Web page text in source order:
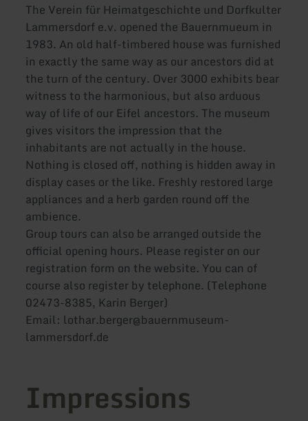
The Verein für Heimatgeschichte und Dorfkulter
Lammersdorf e.v. opened the Bauernmueum in
1983. An old half-timbered house was furnished
in exactly the same way as our ancestors did at
the turn of the century. Over 3000 exhibits bear
witness to the harmonious, but also arduous
way of life of our Eifel ancestors. The museum
gives visitors the impression that the
inhabitants are not actually in the house.
Nothing is closed off, nothing is hidden away in
display cases or the like. Freshly restored large
appliances and a herb garden round off the
ambience.
Group tours can also be arranged outside the
official opening hours. Please register on our
registration form on the website. You can of
course also register by telephone. (Telephone
02473-8385, Karin Berger)
Email: lothar.berger@bauernmuseum-
lammersdorf.de
Impressions